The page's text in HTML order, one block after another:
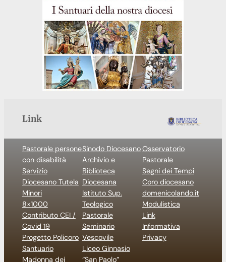
Link
Pastorale persone
con disabilità
Servizio
Diocesano Tutela
Minori
8×1000
Contributo CEI /
Covid 19
Progetto Policoro
Santuario
Madonna dei
Sinodo Diocesano
Archivio e
Biblioteca
Diocesana
Istituto Sup.
Teologico
Pastorale
Seminario
Vescovile
Liceo Ginnasio
“San Paolo”
Osservatorio
Pastorale
Segni dei Tempi
Coro diocesano
domenicolando.it
Modulistica
Link
Informativa
Privacy